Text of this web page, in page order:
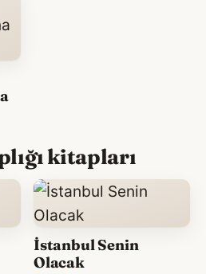
kitapları
İstanbul Senin
Olacak